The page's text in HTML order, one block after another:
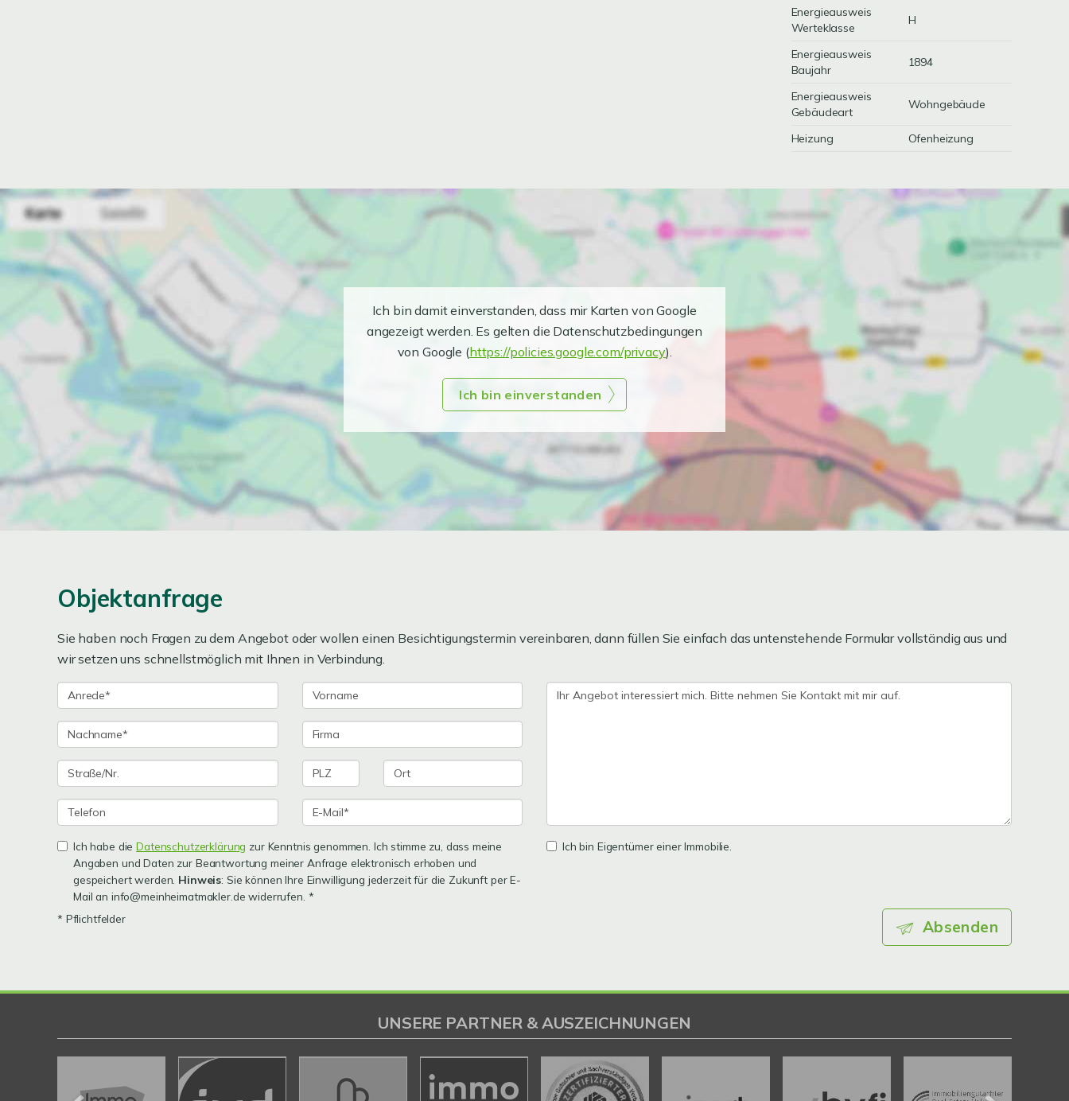
Energieausweis
Werteklasse
H
Energieausweis
Baujahr
1894
Energieausweis
Gebäudeart
Wohngebäude
Heizung Ofenheizung
Ich bin damit einverstanden, dass mir Karten von Google
angezeigt werden. Es gelten die Datenschutzbedingungen
von Google (https://policies.google.com/privacy).
Ich bin einverstanden
Objektanfrage
Sie haben noch Fragen zu dem Angebot oder wollen einen Besichtigungstermin vereinbaren, dann füllen Sie einfach das untenstehende Formular vollständig aus und
wir setzen uns schnellstmöglich mit Ihnen in Verbindung.
Ich habe dieDatenschutzerklärung zur Kenntnis genommen. Ich stimme zu, dass meine
Angaben und Daten zur Beantwortung meiner Anfrage elektronisch erhoben und
gespeichert werden. Hinweis: Sie können Ihre Einwilligung jederzeit für die Zukunft per E-
Mail an info@meinheimatmakler.de widerrufen. *
Ich bin Eigentümer einer Immobilie.
* Pflichtfelder Absenden
UNSERE PARTNER & AUSZEICHNUNGEN